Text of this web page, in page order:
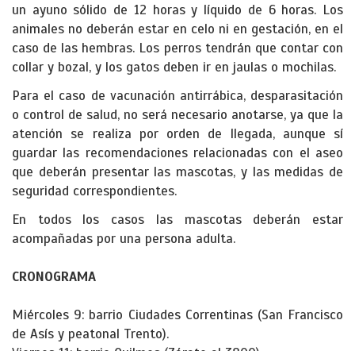
un ayuno sólido de 12 horas y líquido de 6 horas. Los
animales no deberán estar en celo ni en gestación, en el
caso de las hembras. Los perros tendrán que contar con
collar y bozal, y los gatos deben ir en jaulas o mochilas.
Para el caso de vacunación antirrábica, desparasitación
o control de salud, no será necesario anotarse, ya que la
atención se realiza por orden de llegada, aunque sí
guardar las recomendaciones relacionadas con el aseo
que deberán presentar las mascotas, y las medidas de
seguridad correspondientes.
En todos los casos las mascotas deberán estar
acompañadas por una persona adulta.
CRONOGRAMA
Miércoles 9: barrio Ciudades Correntinas (San Francisco
de Asís y peatonal Trento).